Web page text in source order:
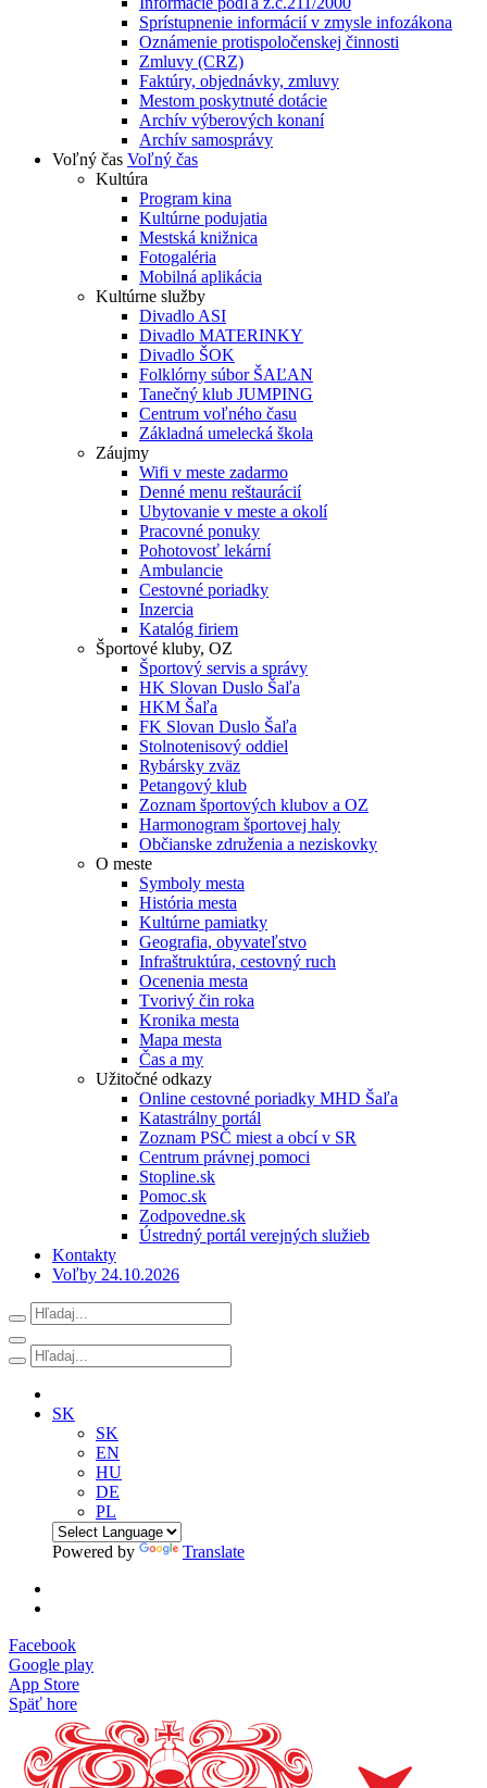
Sprístupnenie informácií v zmysle infozákona
Oznámenie protispoločenskej činnosti
Zmluvy (CRZ)
Faktúry, objednávky, zmluvy
Mestom poskytnuté dotácie
Archív výberových konaní
Archív samosprávy
Voľný čas Voľný čas
Kultúra
Program kina
Kultúrne podujatia
Mestská knižnica
Fotogaléria
Mobilná aplikácia
Kultúrne služby
Divadlo ASI
Divadlo MATERINKY
Divadlo ŠOK
Folklórny súbor ŠAĽAN
Tanečný klub JUMPING
Centrum voľného času
Základná umelecká škola
Záujmy
Wifi v meste zadarmo
Denné menu reštaurácií
Ubytovanie v meste a okolí
Pracovné ponuky
Pohotovosť lekární
Ambulancie
Cestovné poriadky
Inzercia
Katalóg firiem
Športové kluby, OZ
Športový servis a správy
HK Slovan Duslo Šaľa
HKM Šaľa
FK Slovan Duslo Šaľa
Stolnotenisový oddiel
Rybársky zväz
Petangový klub
Zoznam športových klubov a OZ
Harmonogram športovej haly
Občianske združenia a neziskovky
O meste
Symboly mesta
História mesta
Kultúrne pamiatky
Geografia, obyvateľstvo
Infraštruktúra, cestovný ruch
Ocenenia mesta
Tvorivý čin roka
Kronika mesta
Mapa mesta
Čas a my
Užitočné odkazy
Online cestovné poriadky MHD Šaľa
Katastrálny portál
Zoznam PSČ miest a obcí v SR
Centrum právnej pomoci
Stopline.sk
Pomoc.sk
Zodpovedne.sk
Ústredný portál verejných služieb
Kontakty
Voľby 24.10.2026
SK
SK
EN
HU
DE
PL
Powered by Translate
Facebook
Google play
App Store
Späť hore